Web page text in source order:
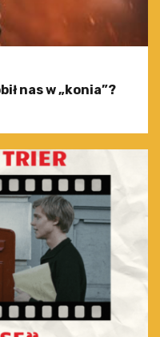
nas w „konia”?